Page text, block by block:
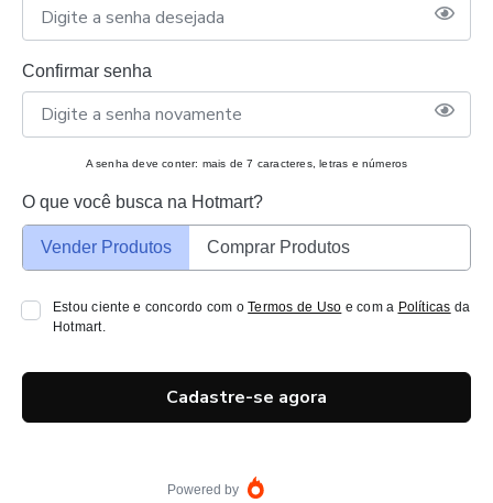
Confirmar senha
A senha deve conter: mais de 7 caracteres, letras e números
O que você busca na Hotmart?
Vender Produtos Comprar Produtos
Estou ciente e concordo com oTermos de Uso e com a Políticas da
Hotmart.
Cadastre-se agora
Powered by